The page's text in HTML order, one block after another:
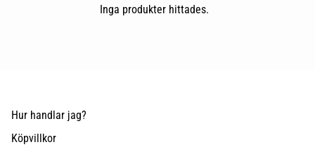
Inga produkter hittades.
Hur handlar jag?
Köpvillkor